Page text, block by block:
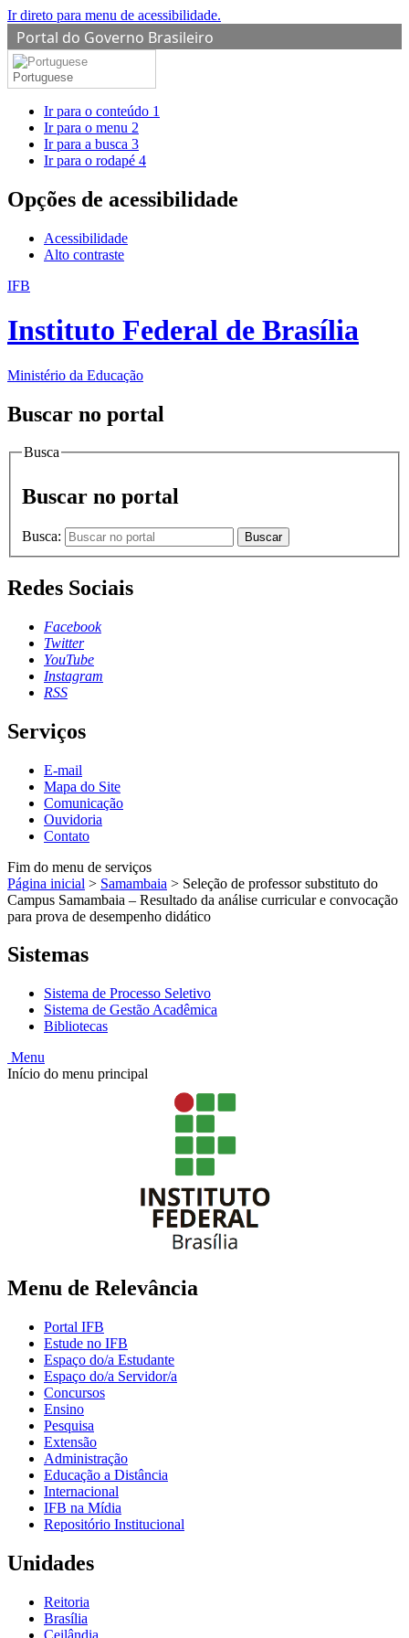
Ir direto para menu de acessibilidade.
Portal do Governo Brasileiro
Portuguese
Ir para o conteúdo 1
Ir para o menu 2
Ir para a busca 3
Ir para o rodapé 4
Opções de acessibilidade
Acessibilidade
Alto contraste
IFB
Instituto Federal de Brasília
Ministério da Educação
Buscar no portal
Busca
Buscar no portal
Busca: Buscar
Redes Sociais
Facebook
Twitter
YouTube
Instagram
RSS
Serviços
E-mail
Mapa do Site
Comunicação
Ouvidoria
Contato
Fim do menu de serviços
Página inicial > Samambaia > Seleção de professor substituto do
Campus Samambaia – Resultado da análise curricular e convocação
para prova de desempenho didático
Sistemas
Sistema de Processo Seletivo
Sistema de Gestão Acadêmica
Bibliotecas
Menu
Início do menu principal
Menu de Relevância
Portal IFB
Estude no IFB
Espaço do/a Estudante
Espaço do/a Servidor/a
Concursos
Ensino
Pesquisa
Extensão
Administração
Educação a Distância
Internacional
IFB na Mídia
Repositório Institucional
Unidades
Reitoria
Brasília
Ceilândia